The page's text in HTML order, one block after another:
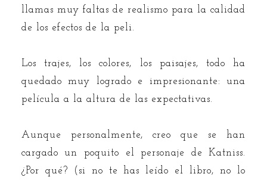
llamas muy faltas de realismo para la calidad
de los efectos de la peli.
Los trajes, los colores, los paisajes, todo ha
quedado muy logrado e impresionante: una
película a la altura de las expectativas.
Aunque personalmente, creo que se han
cargado un poquito el personaje de Katniss.
¿Por qué? (si no te has leído el libro, no lo